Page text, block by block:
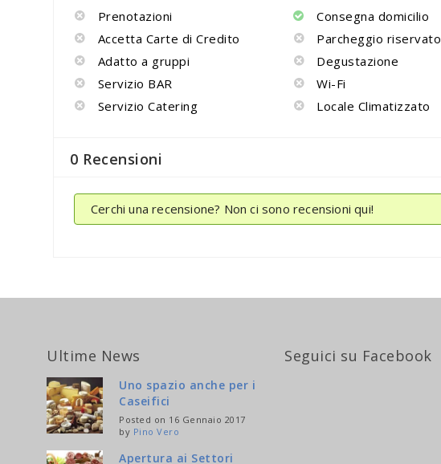
Prenotazioni Consegna domicilio
Accetta Carte di Credito
Parcheggio riservato
Adatto a gruppi
Degustazione
Servizio BAR
Wi-Fi
Servizio Catering
Locale Climatizzato
0 Recensioni
Cerchi una recensione? Non ci sono recensioni qui!
Ultime News
Uno spazio anche per i
Caseifici
Posted on 16 Gennaio 2017
by Pino Vero
Apertura ai Settori
Seguici su Facebook